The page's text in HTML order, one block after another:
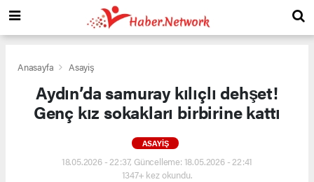
Anasayfa Asayiş
Aydın’da samuray kılıçlı dehşet!
Genç kız sokakları birbirine kattı
ASAYIŞ
18.05.2026 - 22:37, Güncelleme: 18.05.2026 - 22:41
1347+ kez okundu.